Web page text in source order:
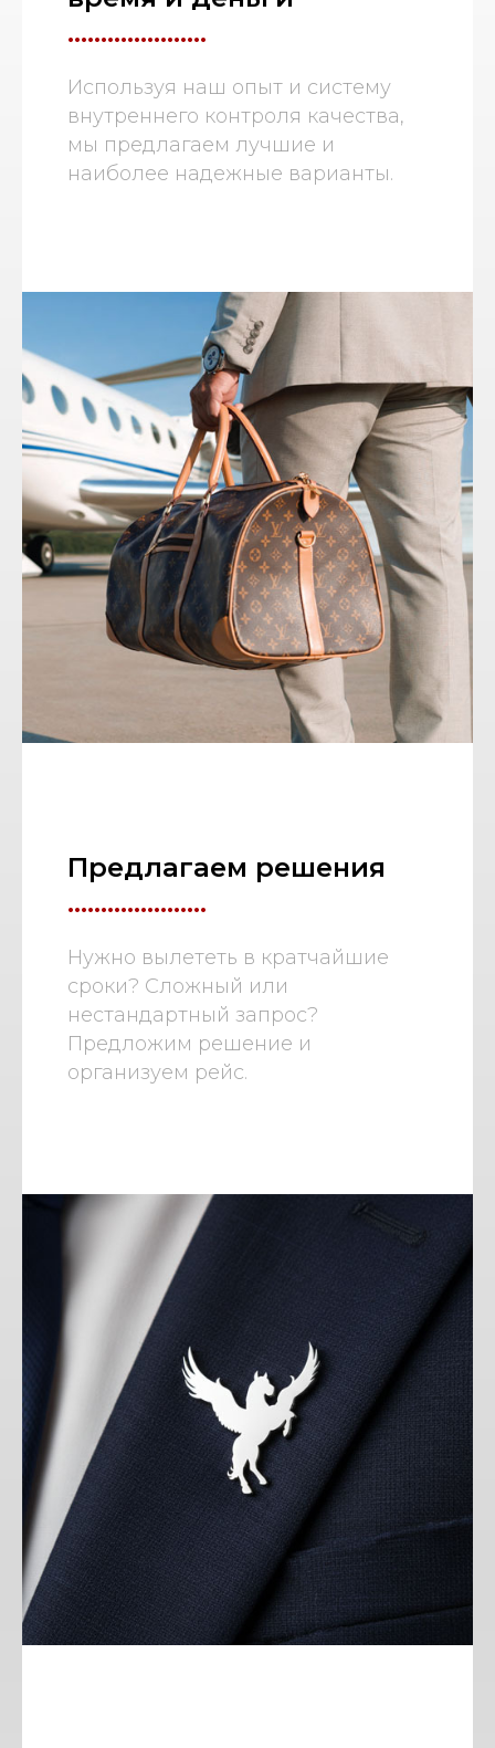
.....................
Используя наш опыт и систему
внутреннего контроля качества,
мы предлагаем лучшие и
наиболее надежные варианты.
Предлагаем решения
.....................
Нужно вылететь в кратчайшие
сроки? Сложный или
нестандартный запрос?
Предложим решение и
организуем рейс.